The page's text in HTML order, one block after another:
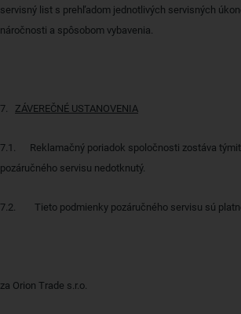
servisný list s prehľadom jednotlivých servisných
náročnosti a spôsobom vybavenia.
7. ZÁVEREČNÉ USTANOVENIA
7.1. Reklamačný poriadok spoločnosti zostáva
pozáručného servisu nedotknutý.
7.2. Tieto podmienky pozáručného servisu sú
za Orion Trade s.r.o.